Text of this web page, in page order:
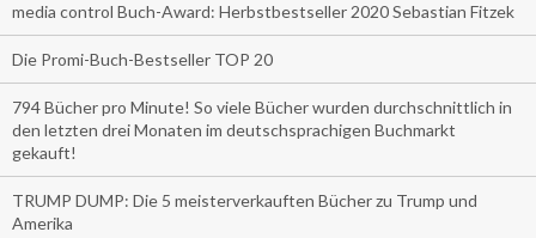
media control Buch-Award: Herbstbestseller 2020 Sebastian Fitzek
Die Promi-Buch-Bestseller TOP 20
794 Bücher pro Minute! So viele Bücher wurden durchschnittlich in
den letzten drei Monaten im deutschsprachigen Buchmarkt
gekauft!
TRUMP DUMP: Die 5 meisterverkauften Bücher zu Trump und
Amerika